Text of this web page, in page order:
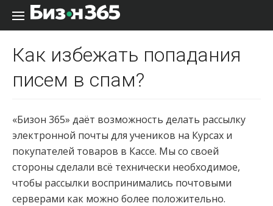
Перейти к содержанию
Как избежать попадания
писем в спам?
«Бизон 365» даёт возможность делать рассылку
электронной почты для учеников на Курсах и
покупателей товаров в Кассе. Мы со своей
стороны сделали всё технически необходимое,
чтобы рассылки воспринимались почтовыми
серверами как можно более положительно.